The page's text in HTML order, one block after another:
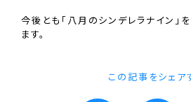
今後とも「八月のシンデレラナイン」
ます。
この記事をシェア